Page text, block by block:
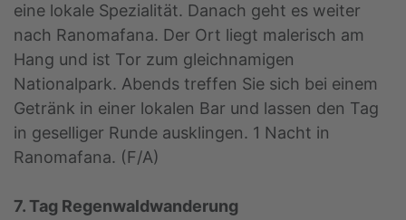
eine lokale Spezialität. Danach geht es weiter
nach Ranomafana. Der Ort liegt malerisch am
Hang und ist Tor zum gleichnamigen
Nationalpark. Abends treffen Sie sich bei einem
Getränk in einer lokalen Bar und lassen den Tag
in geselliger Runde ausklingen. 1 Nacht in
Ranomafana. (F/A)
7. Tag Regenwaldwanderung